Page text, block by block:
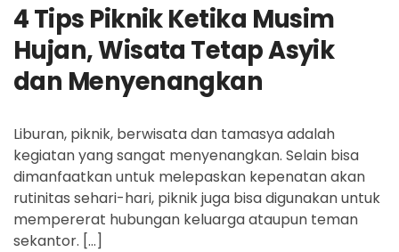
4 Tips Piknik Ketika Musim
Hujan, Wisata Tetap Asyik
dan Menyenangkan
Liburan, piknik, berwisata dan tamasya adalah
kegiatan yang sangat menyenangkan. Selain bisa
dimanfaatkan untuk melepaskan kepenatan akan
rutinitas sehari-hari, piknik juga bisa digunakan untuk
mempererat hubungan keluarga ataupun teman
sekantor. […]